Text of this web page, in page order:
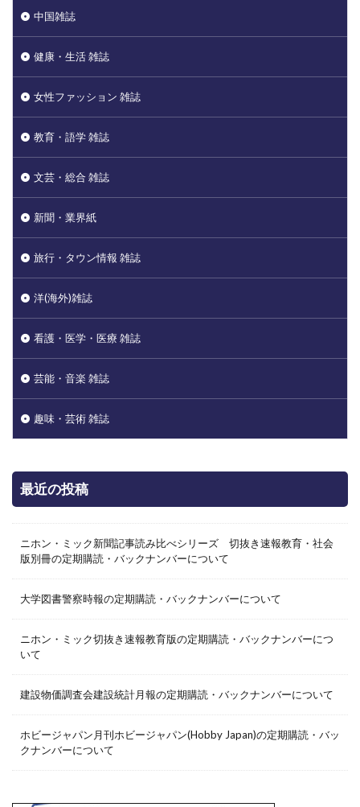
中国雑誌
健康・生活 雑誌
女性ファッション 雑誌
教育・語学 雑誌
文芸・総合 雑誌
新聞・業界紙
旅行・タウン情報 雑誌
洋(海外)雑誌
看護・医学・医療 雑誌
芸能・音楽 雑誌
趣味・芸術 雑誌
最近の投稿
ニホン・ミック新聞記事読み比べシリーズ 切抜き速報教育・社会
版別冊の定期購読・バックナンバーについて
大学図書警察時報の定期購読・バックナンバーについて
ニホン・ミック切抜き速報教育版の定期購読・バックナンバーにつ
いて
建設物価調査会建設統計月報の定期購読・バックナンバーについて
ホビージャパン月刊ホビージャパン(Hobby Japan)の定期購読・バッ
クナンバーについて